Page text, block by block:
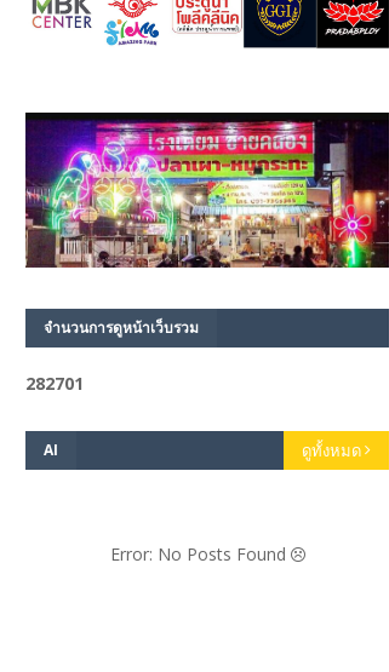
จำนวนการดูหน้าเว็บรวม
282701
AI ดูทั้งหมด
Error: No Posts Found